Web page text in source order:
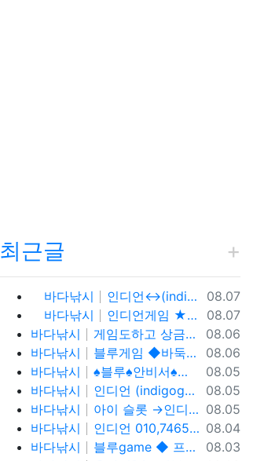
최근글
등록일
08.07
바다낚시
인디언↔(indigo game)o1o.81.7 9.5.2.7.4% 인디언 바둑이,온라인 홀덤 투명한 운영 방식과 다양한 참가 기회
등록일
08.07
바다낚시
인디언게임 ★fefas.net★와일드홀덤 토너먼트 섹­시카­지노뉴카­지노 아이 슬롯 아시아슬­롯 i-slot슬­롯
등록일
08.06
바다낚시
게임도하고 상금도받자! 0１O=7465 = 3464 인디언 홀덤 블루게임
등록일
08.06
바다낚시
블루게임 ◆바둑이 와일드홀덤 토너먼트◆ pshotgam.com ◆코인충전/테더/USDT가능◆블루게임◆ 온라인 실전 blue바 둑 이.
등록일
08.05
바다낚시
♠블루♠안비서♠ㅇ10,81,79,52,74 (blue) 바이브게임
등록일
08.05
바다낚시
인디언 (indigogame) 콜센터. holdemSITE.문의: ㅋㅏ톡 / 텔ㄹㅔ : T S T 3 6 5
등록일
08.05
바다낚시
아이 슬롯 →인디언홀덤게임 0. 10.81.7 9.→5.2.7.4%
등록일
08.04
바다낚시
인디언 010,7465,3464 (indigo-game) 콜센터.
등록일
08.03
바다낚시
블루game ◆ 프라그마틱 슬 롯 & 에 볼 루 션 ◆ BLUE C A S I N O ◆ 바 둑 이 | 홀 덤 | 바 캬 라 | 슬 롯 | 맞 고 ◆가입 코드 : 안비서◆